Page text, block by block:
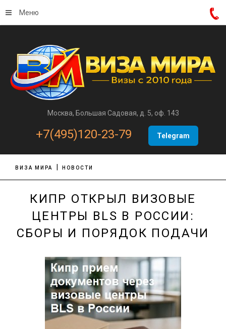
Москва, Большая Садовая, д. 5, оф. 143
+7(495)120-23-79 Telegram
Меню
ВИЗА МИРА НОВОСТИ
КИПР ОТКРЫЛ ВИЗОВЫЕ
ЦЕНТРЫ BLS В РОССИИ:
СБОРЫ И ПОРЯДОК ПОДАЧИ